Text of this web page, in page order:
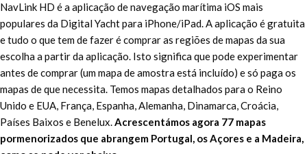
NavLink HD é a aplicação de navegação marítima iOS mais
populares da Digital Yacht para iPhone/iPad. A aplicação é gratuita
e tudo o que tem de fazer é comprar as regiões de mapas da sua
escolha a partir da aplicação. Isto significa que pode experimentar
antes de comprar (um mapa de amostra está incluído) e só paga os
mapas de que necessita. Temos mapas detalhados para o Reino
Unido e EUA, França, Espanha, Alemanha, Dinamarca, Croácia,
Países Baixos e Benelux.Acrescentámos agora 77 mapas
pormenorizados que abrangem Portugal, os Açores e a Madeira,